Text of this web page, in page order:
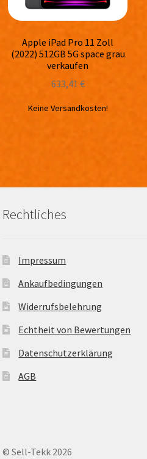
Apple iPad Pro 11 Zoll
(2022) 512GB 5G space grau
verkaufen
633,41 €
Keine Versandkosten!
Rechtliches
Impressum
Ankaufbedingungen
Widerrufsbelehrung
Echtheit von Bewertungen
Datenschutzerklärung
AGB
© Sell-Tekk 2026